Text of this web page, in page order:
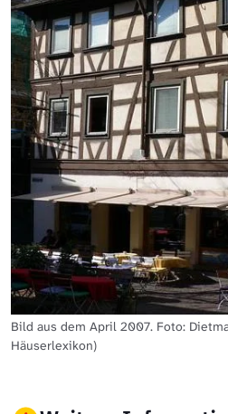
Bild aus dem April 2007. Foto:
Häuserlexikon)